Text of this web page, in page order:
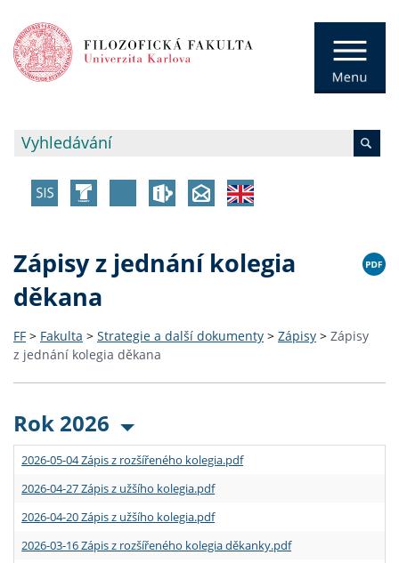
Zápisy z jednání kolegia
děkana
FF > Fakulta > Strategie a další dokumenty > Zápisy > Zápisy
z jednání kolegia děkana
Rok 2026
2026-05-04 Zápis z rozšířeného kolegia.pdf
2026-04-27 Zápis z užšího kolegia.pdf
2026-04-20 Zápis z užšího kolegia.pdf
2026-03-16 Zápis z rozšířeného kolegia děkanky.pdf